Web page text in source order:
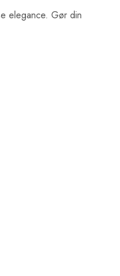
elegance. Gør din